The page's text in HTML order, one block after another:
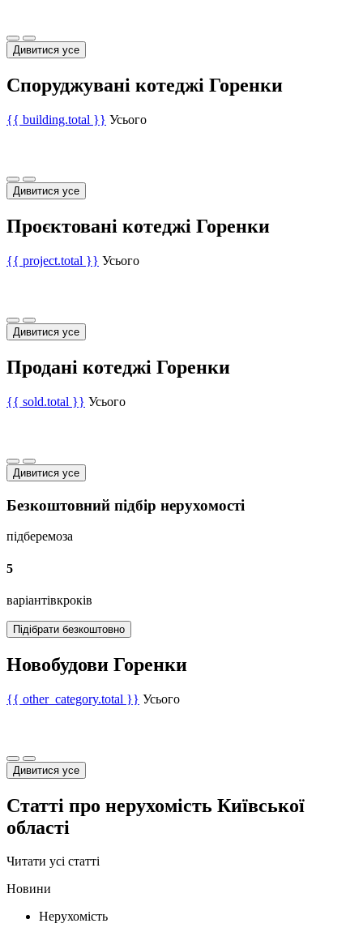
Дивитися усе
Споруджувані котеджі Горенки
{{ building.total }} Усього
Дивитися усе
Проєктовані котеджі Горенки
{{ project.total }} Усього
Дивитися усе
Продані котеджі Горенки
{{ sold.total }} Усього
Дивитися усе
Безкоштовний підбір нерухомості
підберемоза
5
варіантівкроків
Підібрати безкоштовно
Новобудови Горенки
{{ other_category.total }} Усього
Дивитися усе
Статті про нерухомість Київської
області
Читати усі статті
Новини
Нерухомість